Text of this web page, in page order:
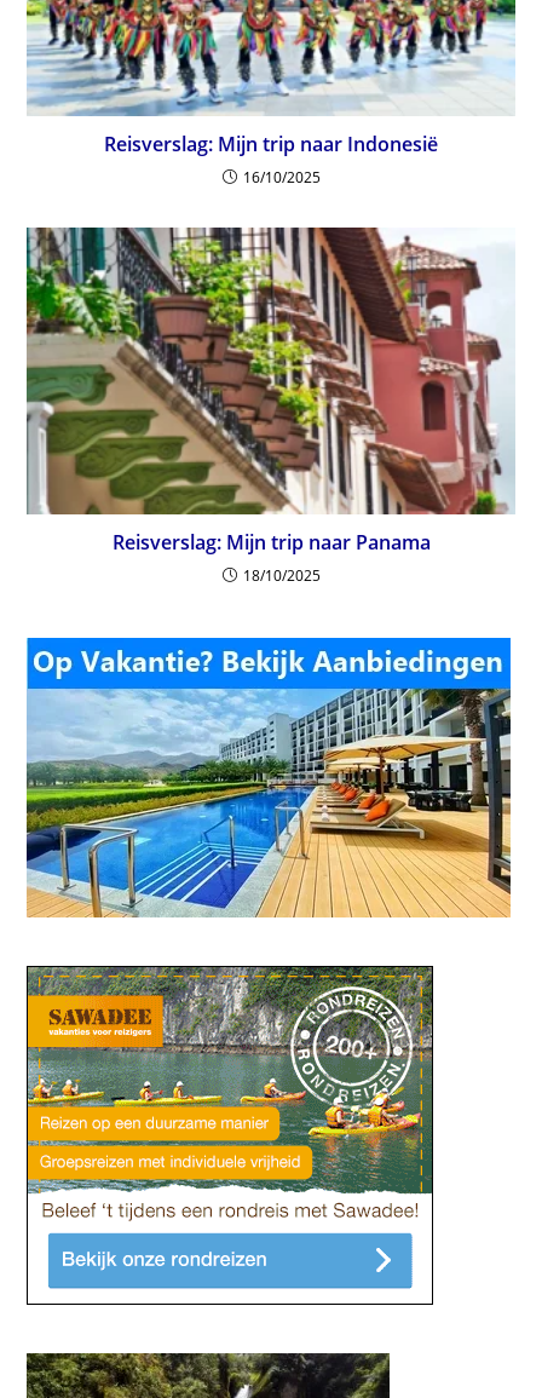
Reisverslag: Mijn trip naar Indonesië
16/10/2025
Reisverslag: Mijn trip naar Panama
18/10/2025